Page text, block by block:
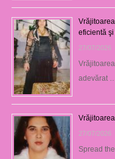
eficientă
27/07/2026
adevărat
27/07/2026
Spread